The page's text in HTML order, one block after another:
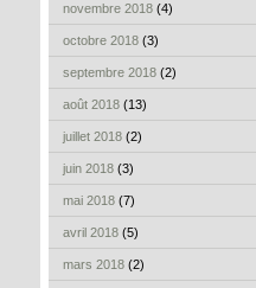
novembre 2018 (4)
octobre 2018 (3)
septembre 2018 (2)
août 2018 (13)
juillet 2018 (2)
juin 2018 (3)
mai 2018 (7)
avril 2018 (5)
mars 2018 (2)